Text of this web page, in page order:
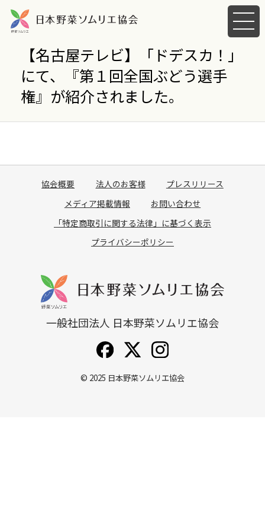
メ
ニ
ー
【名古屋テレビ】「ドデスカ！」
にて、『第１回全国ぶどう選手
権』が紹介されました。
協会概要 法人のお客様
プレスリリース
メディア掲載情報
お問い合わせ
「特定商取引に関する法律」に基づく表示
プライバシーポリシー
一般社団法人 日本野菜ソムリエ協会
© 2025 日本野菜ソムリエ協会